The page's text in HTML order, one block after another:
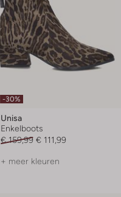
-30%
Unisa
Enkelboots
€ 159,99 € 111,99
+ meer kleuren